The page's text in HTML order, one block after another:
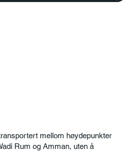
mellom høydepunkter
Rum og Amman, uten å